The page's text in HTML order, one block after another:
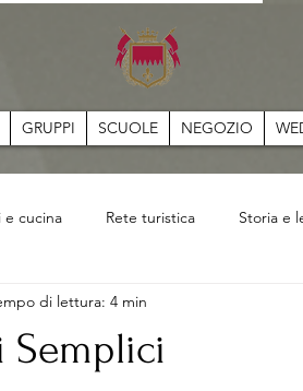
GRUPPI SCUOLE NEGOZIO
e cucina Rete turistica Storia e
Semplici
di lettura: 4 min